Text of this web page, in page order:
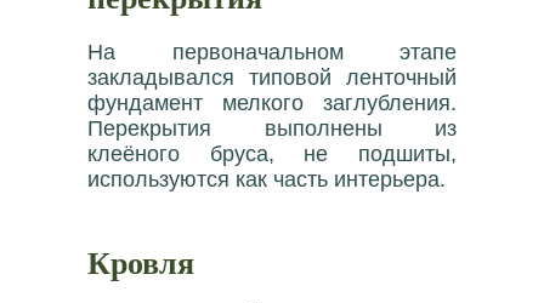
На первоначальном этапе
закладывался типовой ленточный
фундамент мелкого заглубления.
Перекрытия выполнены из
клеёного бруса, не подшиты,
используются как часть интерьера.
Кровля